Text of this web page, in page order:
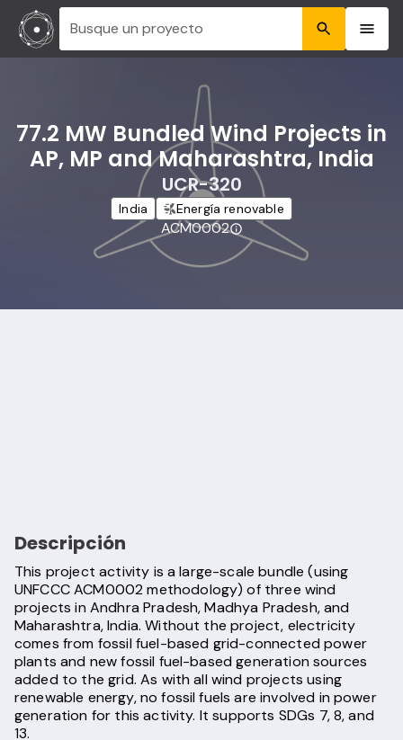
77.2 MW Bundled Wind Projects in
AP, MP and Maharashtra, India
UCR-320
India Energía renovable
ACM0002
Descripción
This project activity is a large-scale bundle (using
UNFCCC ACM0002 methodology) of three wind
projects in Andhra Pradesh, Madhya Pradesh, and
Maharashtra, India. Without the project, electricity
comes from fossil fuel-based grid-connected power
plants and new fossil fuel-based generation sources
added to the grid. As with all wind projects using
renewable energy, no fossil fuels are involved in power
generation for this activity. It supports SDGs 7, 8, and
13.